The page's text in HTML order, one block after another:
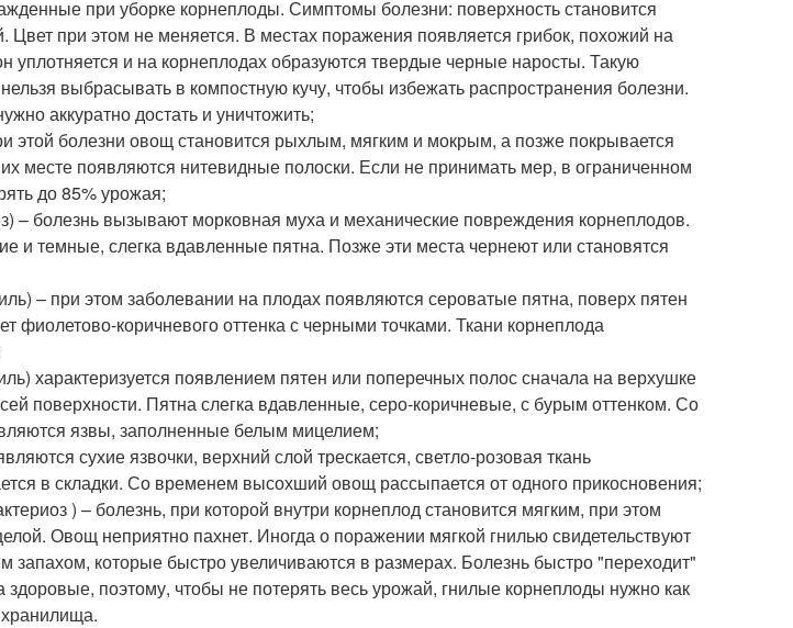
при уборке корнеплоды. Симптомы болезни: поверхность становится
Цвет при этом не меняется. В местах поражения появляется грибок, похожий на
уплотняется и на корнеплодах образуются твердые черные наросты. Такую
выбрасывать в компостную кучу, чтобы избежать распространения болезни.
аккуратно достать и уничтожить;
этой болезни овощ становится рыхлым, мягким и мокрым, а позже покрывается
месте появляются нитевидные полоски. Если не принимать мер, в ограниченном
до 85% урожая;
– болезнь вызывают морковная муха и механические повреждения корнеплодов.
и темные, слегка вдавленные пятна. Позже эти места чернеют или становятся
– при этом заболевании на плодах появляются сероватые пятна, поверх пятен
фиолетово-коричневого оттенка с черными точками. Ткани корнеплода
характеризуется появлением пятен или поперечных полос сначала на верхушке
поверхности. Пятна слегка вдавленные, серо-коричневые, с бурым оттенком. Со
язвы, заполненные белым мицелием;
сухие язвочки, верхний слой трескается, светло-розовая ткань
в складки. Со временем высохший овощ рассыпается от одного прикосновения;
) – болезнь, при которой внутри корнеплод становится мягким, при этом
Овощ неприятно пахнет. Иногда о поражении мягкой гнилью свидетельствуют
запахом, которые быстро увеличиваются в размерах. Болезнь быстро "переходит"
здоровые, поэтому, чтобы не потерять весь урожай, гнилые корнеплоды нужно как